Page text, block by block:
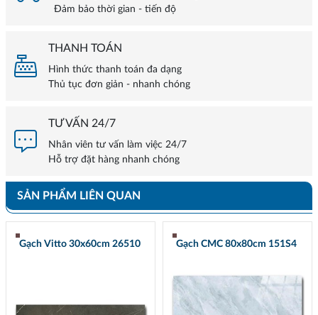
Đảm bảo thời gian - tiến độ
THANH TOÁN
Hình thức thanh toán đa dạng
Thủ tục đơn giản - nhanh chóng
TƯ VẤN 24/7
Nhân viên tư vấn làm việc 24/7
Hỗ trợ đặt hàng nhanh chóng
SẢN PHẨM LIÊN QUAN
Gạch Vitto 30x60cm 26510 Gạch CMC 80x80cm 151S4